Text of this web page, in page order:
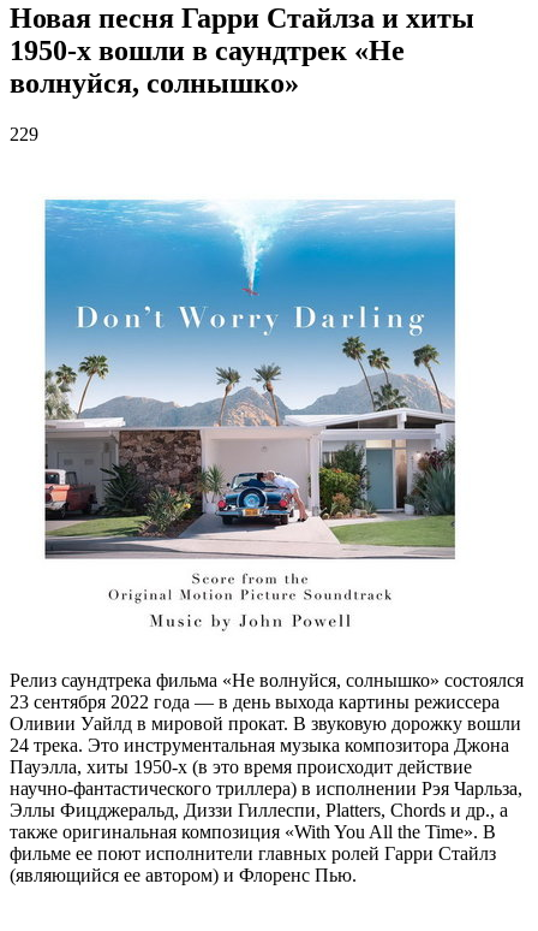
Новая песня Гарри Стайлза и хиты
1950-х вошли в саундтрек «Не
волнуйся, солнышко»
229
Релиз саундтрека фильма «Не волнуйся, солнышко» состоялся
23 сентября 2022 года — в день выхода картины режиссера
Оливии Уайлд в мировой прокат. В звуковую дорожку вошли
24 трека. Это инструментальная музыка композитора Джона
Пауэлла, хиты 1950-х (в это время происходит действие
научно-фантастического триллера) в исполнении Рэя Чарльза,
Эллы Фицджеральд, Диззи Гиллеспи, Platters, Chords и др., а
также оригинальная композиция «With You All the Time». В
фильме ее поют исполнители главных ролей Гарри Стайлз
(являющийся ее автором) и Флоренс Пью.